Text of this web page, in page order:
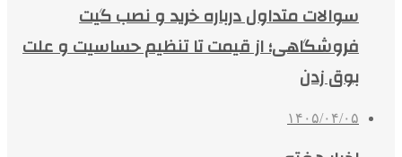
سوالات متداول درباره خرید و نصب گیت
فروشگاهی؛ از قیمت تا تنظیم حساسیت و علت
بوق زدن
۱۴۰۵/۰۴/۰۵